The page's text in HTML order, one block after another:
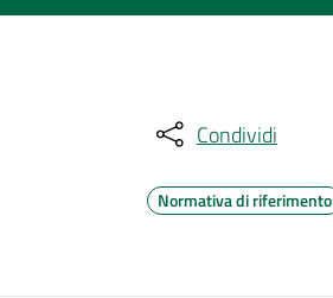
Condividi
Normativa di riferimento